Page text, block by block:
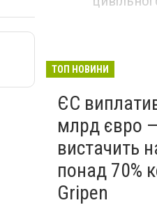
ТОП НОВИНИ
ЄС
млрд євро
вистачить
понад 70%
Gripen